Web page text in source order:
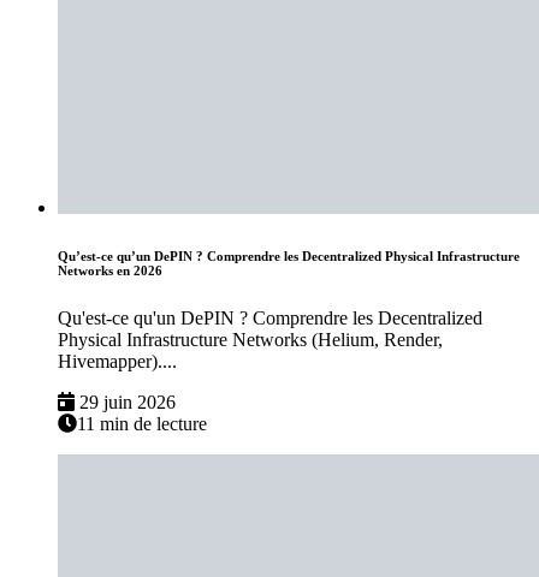
Qu’est-ce qu’un DePIN ? Comprendre les Decentralized Physical Infrastructure
Networks en 2026
Qu'est-ce qu'un DePIN ? Comprendre les Decentralized
Physical Infrastructure Networks (Helium, Render,
Hivemapper)....
29 juin 2026
11 min de lecture